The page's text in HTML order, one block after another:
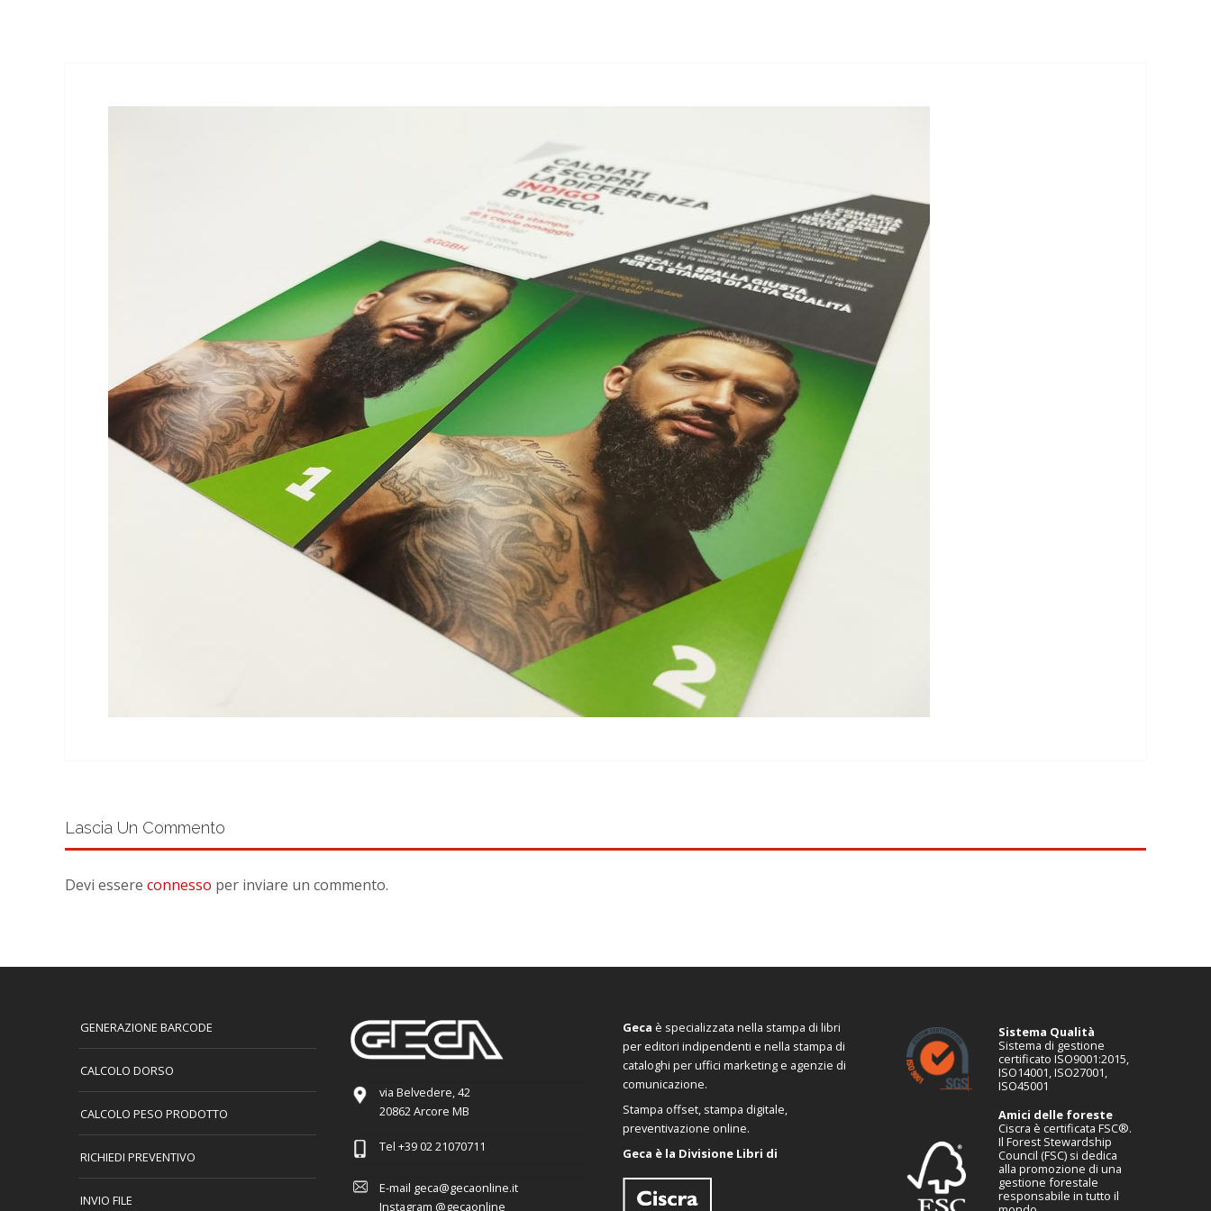
Lascia Un Commento
Devi essere connesso per inviare un commento.
GENERAZIONE BARCODE
CALCOLO DORSO
CALCOLO PESO PRODOTTO
RICHIEDI PREVENTIVO
INVIO FILE
via Belvedere, 42
20862 Arcore MB
Tel +39 02 21070711
E-mail geca@gecaonline.it
Instagram @gecaonline
Geca è specializzata nella stampa di libri
per editori indipendenti e nella stampa di
cataloghi per uffici marketing e agenzie di
comunicazione.
Stampa offset, stampa digitale,
preventivazione online.
Geca è la Divisione Libri di
Sistema Qualità
Sistema di gestione
certificato ISO9001:2015,
ISO14001, ISO27001,
ISO45001
Amici delle foreste
Ciscra è certificata FSC®.
Il Forest Stewardship
Council (FSC) si dedica
alla promozione di una
gestione forestale
responsabile in tutto il